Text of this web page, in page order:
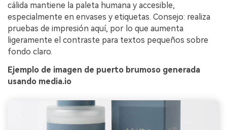
cálida mantiene la paleta humana y accesible,
especialmente en envases y etiquetas. Consejo: realiza
pruebas de impresión aquí, por lo que aumenta
ligeramente el contraste para textos pequeños sobre
fondo claro.
Ejemplo de imagen de puerto brumoso generada
usando media.io